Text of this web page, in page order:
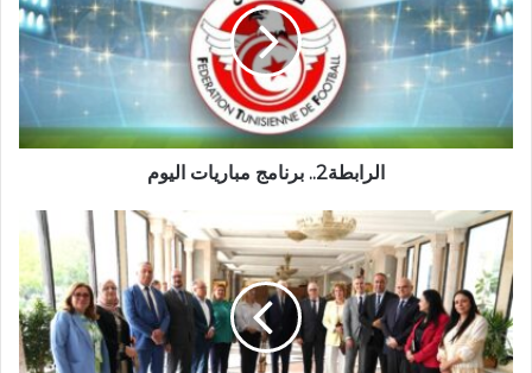
الرابطة2.. برنامج مباريات اليوم